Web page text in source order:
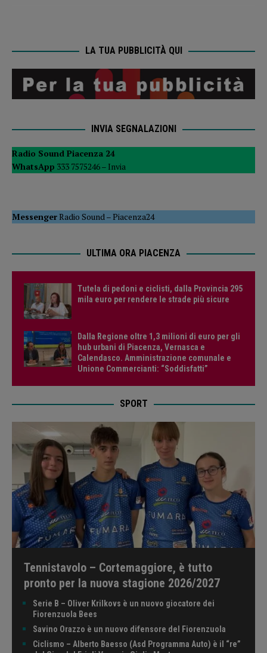
LA TUA PUBBLICITÀ QUI
INVIA SEGNALAZIONI
Radio Sound Piacenza 24
WhatsApp 333 7575246 – Invia
MessengerRadio Sound –Piacenza24
ULTIMA ORA PIACENZA
Tutela di pedoni e ciclisti, dalla Provincia 295
mila euro per rendere le strade più sicure
Dalla Regione oltre 1,3 milioni di euro per gli
hub urbani di Piacenza, Vernasca e
Calendasco. Amministrazione comunale e
Unione Commercianti: “Soddisfatti”
SPORT
Tennistavolo – Cortemaggiore, è tutto
pronto per la nuova stagione 2026/2027
Serie B – Oliver Krilkovs è un nuovo giocatore dei
Fiorenzuola Bees
Savino Orazzo è un nuovo difensore del Fiorenzuola
Ciclismo – Alberto Baesso (Asd Programma Auto) è il “re”